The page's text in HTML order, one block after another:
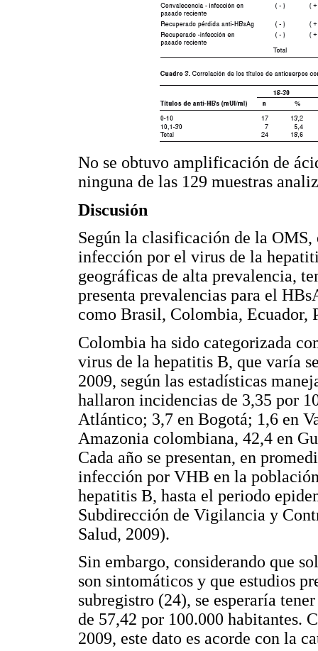
No se obtuvo amplificación de
ninguna de las 129 muestras
Discusión
Según la clasificación de la OMS,
infección por el virus de la
geográficas de alta prevalencia,
presenta prevalencias para el
como Brasil, Colombia, Ecuador,
Colombia ha sido categorizada
virus de la hepatitis B, que varía
2009, según las estadísticas
hallaron incidencias de 3,35 por
Atlántico; 3,7 en Bogotá; 1,6 en
Amazonia colombiana, 42,4 en
Cada año se presentan, en
infección por VHB en la
hepatitis B, hasta el periodo
Subdirección de Vigilancia y
Salud, 2009).
Sin embargo, considerando que
son sintomáticos y que estudios
subregistro (24), se esperaría
de 57,42 por 100.000 habitantes.
2009, este dato es acorde con la